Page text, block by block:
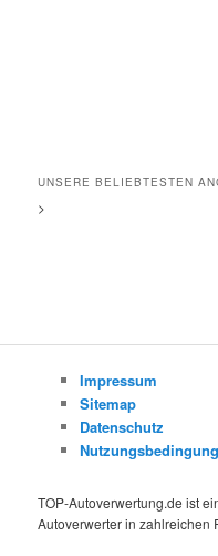
UNSERE BELIEBTESTEN
>
Impressum
Sitemap
Datenschutz
TOP-Autoverwertung.de ist
Autoverwerter in zahlreichen